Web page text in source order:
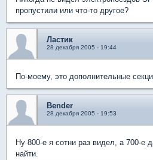
пропустили или что-то другое?
Ластик
28 декабря 2005 - 19:44
По-моему, это дополнительные
Bender
28 декабря 2005 - 19:53
Ну 800-е я сотни раз видел, а 700-е
найти.